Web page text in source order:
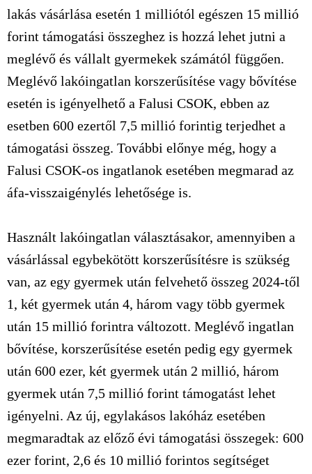
lakás vásárlása esetén 1 milliótól egészen 15 millió
forint támogatási összeghez is hozzá lehet jutni a
meglévő és vállalt gyermekek számától függően.
Meglévő lakóingatlan korszerűsítése vagy bővítése
esetén is igényelhető a Falusi CSOK, ebben az
esetben 600 ezertől 7,5 millió forintig terjedhet a
támogatási összeg. További előnye még, hogy a
Falusi CSOK-os ingatlanok esetében megmarad az
áfa-visszaigénylés lehetősége is.
Használt lakóingatlan választásakor, amennyiben a
vásárlással egybekötött korszerűsítésre is szükség
van, az egy gyermek után felvehető összeg 2024-től
1, két gyermek után 4, három vagy több gyermek
után 15 millió forintra változott. Meglévő ingatlan
bővítése, korszerűsítése esetén pedig egy gyermek
után 600 ezer, két gyermek után 2 millió, három
gyermek után 7,5 millió forint támogatást lehet
igényelni. Az új, egylakásos lakóház esetében
megmaradtak az előző évi támogatási összegek: 600
ezer forint, 2,6 és 10 millió forintos segítséget